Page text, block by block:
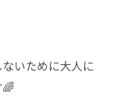
いために大人に